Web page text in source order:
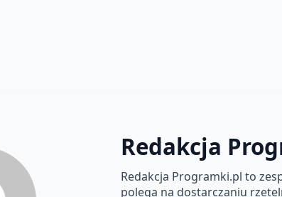
Redakcja
Redakcja Programki.pl to
polega na dostarczaniu